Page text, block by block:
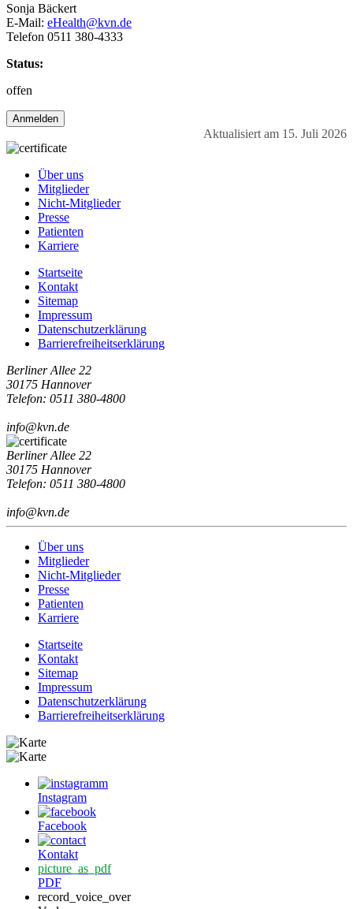
Sonja Bäckert
E-Mail: eHealth@kvn.de
Telefon 0511 380-4333
Status:
offen
Anmelden
Aktualisiert am 15. Juli 2026
Über uns
Mitglieder
Nicht-Mitglieder
Presse
Patienten
Karriere
Startseite
Kontakt
Sitemap
Impressum
Datenschutzerklärung
Barrierefreiheitserklärung
Berliner Allee 22
30175 Hannover
Telefon: 0511 380-4800
info@kvn.de
Berliner Allee 22
30175 Hannover
Telefon: 0511 380-4800
info@kvn.de
Über uns
Mitglieder
Nicht-Mitglieder
Presse
Patienten
Karriere
Startseite
Kontakt
Sitemap
Impressum
Datenschutzerklärung
Barrierefreiheitserklärung
Instagram
Facebook
Kontakt
picture_as_pdf
PDF
record_voice_over